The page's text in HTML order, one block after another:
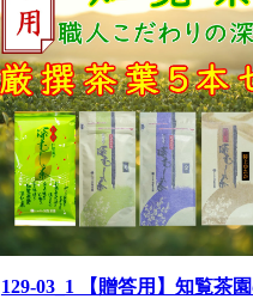
129-03_1 【贈答用】知覧茶